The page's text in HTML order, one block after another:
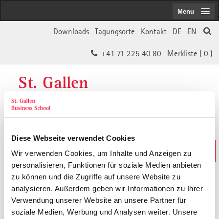
Diese Webseite verwendet Cookies
Wir verwenden Cookies, um Inhalte und Anzeigen zu
personalisieren, Funktionen für soziale Medien anbieten
zu können und die Zugriffe auf unsere Website zu
analysieren. Außerdem geben wir Informationen zu Ihrer
Verwendung unserer Website an unsere Partner für
soziale Medien, Werbung und Analysen weiter. Unsere
EN
DE
Kontakt
Tagungsorte
Downloads
Merkliste ( 0 )
+41 71 225 40 80
St. Gallen
Business School
Weiterbildungs-Suche
In 30 Sekunden das Passende finden
Menu
Der von Ihnen gesuchte Inhalt ist